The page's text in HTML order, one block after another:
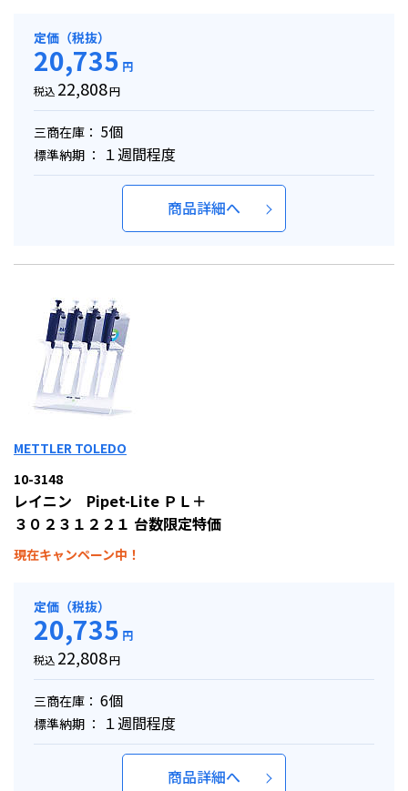
定価（税抜）
20,735 円
税込 22,808円
三商在庫： 5個
標準納期 ： １週間程度
商品詳細へ
METTLER TOLEDO
10-3148
レイニン Pipet-Lite ＰＬ＋
３０２３１２２１ 台数限定特価
現在キャンペーン中！
定価（税抜）
20,735 円
税込 22,808円
三商在庫： 6個
標準納期 ： １週間程度
商品詳細へ